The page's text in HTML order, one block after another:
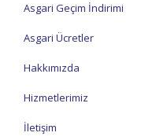
Asgari Geçim İndirimi
Asgari Ücretler
Hakkımızda
Hizmetlerimiz
İletişim